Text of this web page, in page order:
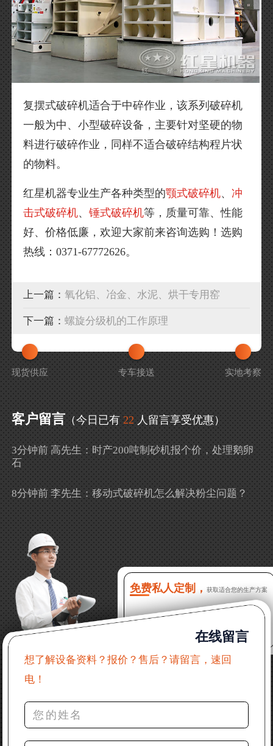
复摆式破碎机适合于中碎作业，该系列破碎机
一般为中、小型破碎设备，主要针对坚硬的物
料进行破碎作业，同样不适合破碎结构程片状
的物料。
红星机器专业生产各种类型的颚式破碎机、冲
击式破碎机、锤式破碎机等，质量可靠、性能
好、价格低廉，欢迎大家前来咨询选购！选购
热线：0371-67772626。
上一篇：氧化铝、冶金、水泥、烘干专用窑
下一篇：螺旋分级机的工作原理
现货供应 专车接送 实地考察
客户留言 （今日已有 22 人留言享受优惠）
3分钟前 高先生：时产200吨制砂机报个价，处理鹅卵
石
8分钟前 李先生：移动式破碎机怎么解决粉尘问题？
吗？
16分钟前 程先生：破碎生产线出个方案及报价，有什
么售后服务？
22分钟前 郑女士：想了解时产500吨锤破，加工石灰石
31分钟前 吴先生：成套石头破碎设备有吗？给个详细
产品资料
36分钟前 罗先生：每小时100吨左右的鄂破和反击破，
42分钟前 梁先生：膨润土磨到200目，用什么磨粉设
备？
免费私人定制， 获取适合您的生产方案
在线留言
想了解设备资料？报价？售后？请留言，速回
电！